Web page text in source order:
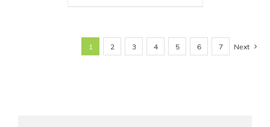
1 2 3 4 5 6 7 Next